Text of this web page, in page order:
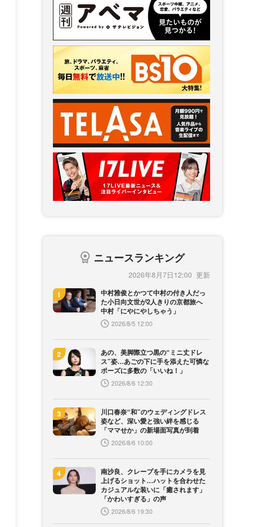
ニュースランキング
2026年8月7日12:00
中村雅俊とかつて中村の付き人だっ
た小日向文世が2人きりの京都旅へ
中村「にやにやしちゃう」
2026/8/5 12:00
あの、美脚際立つ黒の“ミニ丈ドレ
ス”姿…あごの下に手を添えた可憐な
ポーズに多数の「いいね！」
2026/8/6 12:30
川口春奈“和”のウェディングドレス
姿など、深い愛と強い絆を感じる
「ママせか」の新場面写真が到着
2026/8/6 10:00
南沙良、クレープを手にカメラを見
上げるショット…ハットを合わせた
カジュアルな装いに「癒されます」
「かわいすぎる」の声
2026/8/6 19:30